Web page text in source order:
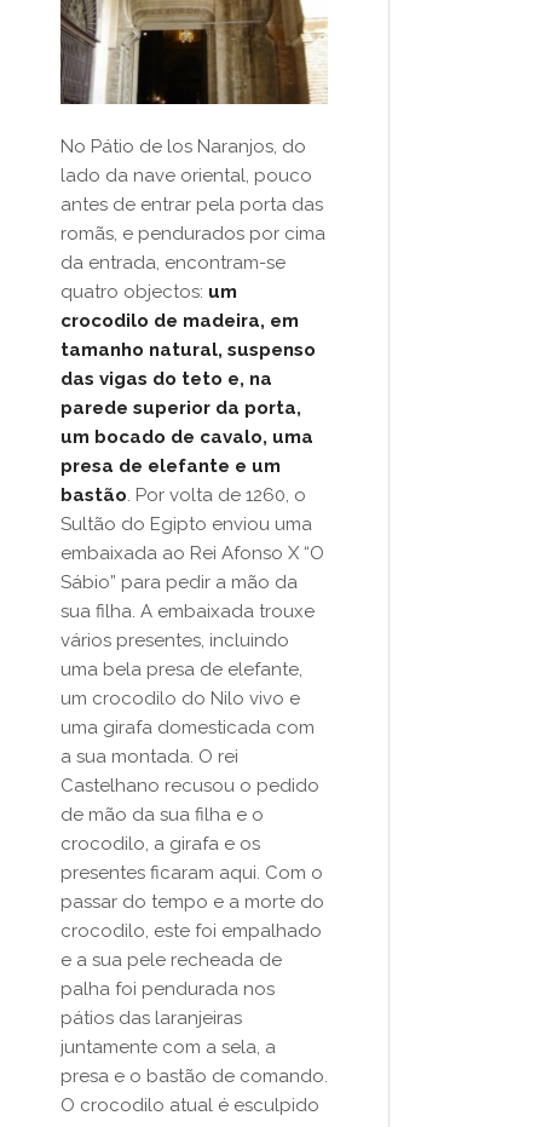
No Pátio de los Naranjos, do
lado da nave oriental, pouco
antes de entrar pela porta das
romãs, e pendurados por cima
da entrada, encontram-se
quatro objectos: um
crocodilo de madeira, em
tamanho natural, suspenso
das vigas do teto e, na
parede superior da porta,
um bocado de cavalo, uma
presa de elefante e um
bastão. Por volta de 1260, o
Sultão do Egipto enviou uma
embaixada ao Rei Afonso X “O
Sábio” para pedir a mão da
sua filha. A embaixada trouxe
vários presentes, incluindo
uma bela presa de elefante,
um crocodilo do Nilo vivo e
uma girafa domesticada com
a sua montada. O rei
Castelhano recusou o pedido
de mão da sua filha e o
crocodilo, a girafa e os
presentes ficaram aqui. Com o
passar do tempo e a morte do
crocodilo, este foi empalhado
e a sua pele recheada de
palha foi pendurada nos
pátios das laranjeiras
juntamente com a sela, a
presa e o bastão de comando.
O crocodilo atual é esculpido